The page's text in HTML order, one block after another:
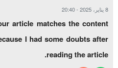
8 يناير، 2025 -
20:40
article matches the content
I had some doubts after
reading the article.